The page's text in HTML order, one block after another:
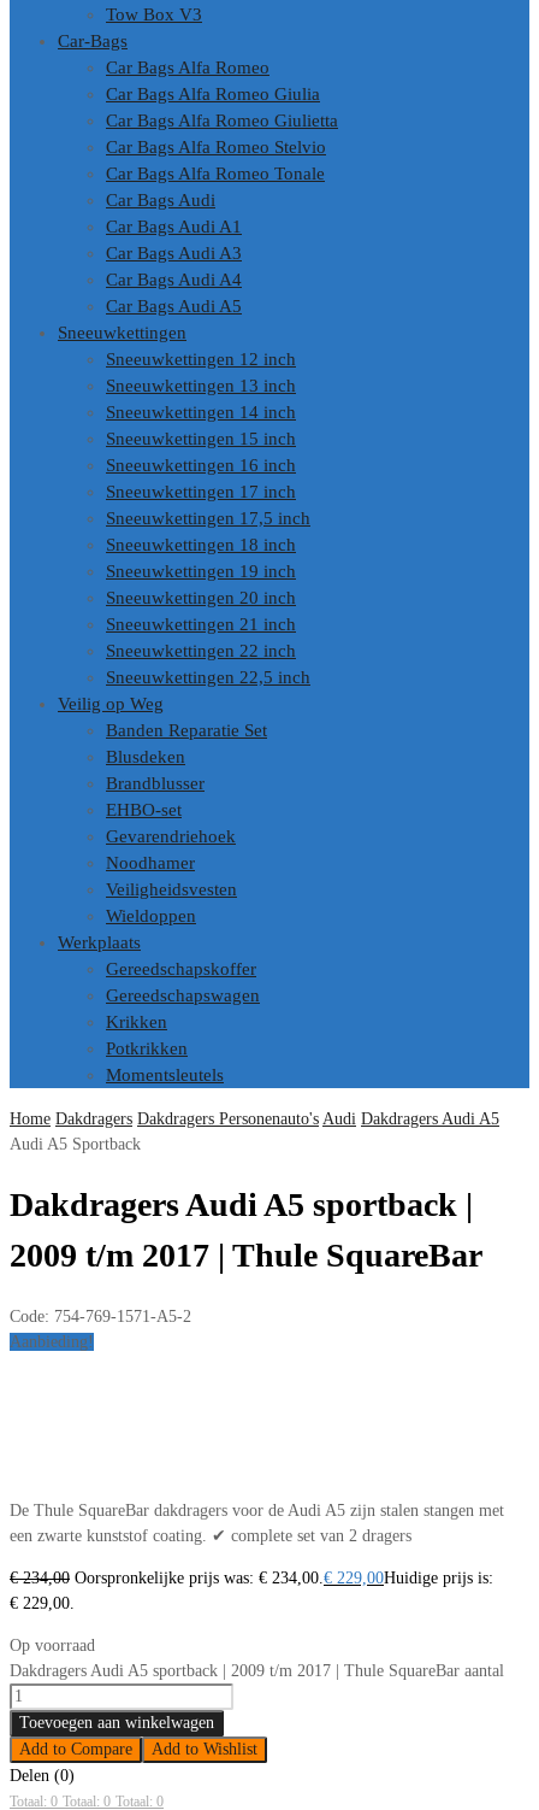
Tow Box V3
Car-Bags
Car Bags Alfa Romeo
Car Bags Alfa Romeo Giulia
Car Bags Alfa Romeo Giulietta
Car Bags Alfa Romeo Stelvio
Car Bags Alfa Romeo Tonale
Car Bags Audi
Car Bags Audi A1
Car Bags Audi A3
Car Bags Audi A4
Car Bags Audi A5
Sneeuwkettingen
Sneeuwkettingen 12 inch
Sneeuwkettingen 13 inch
Sneeuwkettingen 14 inch
Sneeuwkettingen 15 inch
Sneeuwkettingen 16 inch
Sneeuwkettingen 17 inch
Sneeuwkettingen 17,5 inch
Sneeuwkettingen 18 inch
Sneeuwkettingen 19 inch
Sneeuwkettingen 20 inch
Sneeuwkettingen 21 inch
Sneeuwkettingen 22 inch
Sneeuwkettingen 22,5 inch
Veilig op Weg
Banden Reparatie Set
Blusdeken
Brandblusser
EHBO-set
Gevarendriehoek
Noodhamer
Veiligheidsvesten
Wieldoppen
Werkplaats
Gereedschapskoffer
Gereedschapswagen
Krikken
Potkrikken
Momentsleutels
Home Dakdragers Dakdragers Personenauto's Audi Dakdragers Audi A5
Audi A5 Sportback
Dakdragers Audi A5 sportback |
2009 t/m 2017 | Thule SquareBar
Code: 754-769-1571-A5-2
Aanbieding!
De Thule SquareBar dakdragers voor de Audi A5 zijn stalen stangen met
een zwarte kunststof coating. ✔ complete set van 2 dragers
€234,00 Oorspronkelijke prijs was: € 234,00. € 229,00Huidige prijs is:
€ 229,00.
Op voorraad
Dakdragers Audi A5 sportback | 2009 t/m 2017 | Thule SquareBar aantal
Toevoegen aan winkelwagen
Add to Compare
Add to Wishlist
Delen (0)
Totaal: 0 Totaal: 0 Totaal: 0